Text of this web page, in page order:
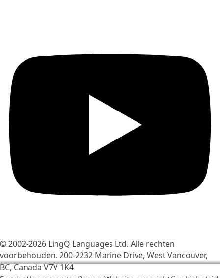
We gebruiken cookies om LingQ beter te maken. Als u
© 2002-2026 LingQ Languages Ltd. Alle rechten
voorbehouden. 200-2232 Marine Drive, West Vancouver,
BC, CanadaV7V 1K4